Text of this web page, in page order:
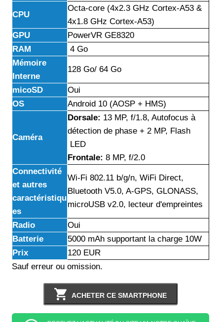
CPU
Octa-core (4x2.3 GHz Cortex-A53 &
4x1.8 GHz Cortex-A53)
GPU
PowerVR GE8320
RAM
4 Go
Mémoire
Interne
128 Go/ 64 Go
micoSD
Oui
OS
Android 10 (AOSP + HMS)
Caméra
Dorsale: 13 MP, f/1.8, Autofocus à
détection de phase + 2 MP, Flash
LED
Frontale: 8 MP, f/2.0
Connectivité
et autres
caractéristiqu
es
Wi-Fi 802.11 b/g/n, WiFi Direct,
Bluetooth V5.0, A-GPS, GLONASS,
microUSB v2.0, lecteur d'empreintes
Radio
Oui
Batterie
5000 mAh supportant la charge 10W
Prix
120 EUR
Sauf erreur ou omission.
ACHETER CE SMARTPHONE